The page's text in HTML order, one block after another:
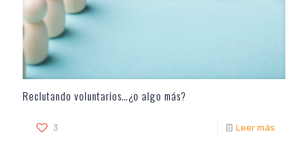
Reclutando voluntarios…¿o algo más?
3 Leer más